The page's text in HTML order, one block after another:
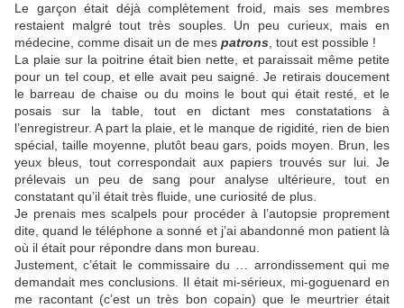
Le garçon était déjà complètement froid, mais ses membres
restaient malgré tout très souples. Un peu curieux, mais en
médecine, comme disait un de mes patrons , tout est possible !
La plaie sur la poitrine était bien nette, et paraissait même petite
pour un tel coup, et elle avait peu saigné. Je retirais doucement
le barreau de chaise ou du moins le bout qui était resté, et le
posais sur la table, tout en dictant mes constatations à
l’enregistreur. A part la plaie, et le manque de rigidité, rien de bien
spécial, taille moyenne, plutôt beau gars, poids moyen. Brun, les
yeux bleus, tout correspondait aux papiers trouvés sur lui. Je
prélevais un peu de sang pour analyse ultérieure, tout en
constatant qu’il était très fluide, une curiosité de plus.
Je prenais mes scalpels pour procéder à l’autopsie proprement
dite, quand le téléphone a sonné et j’ai abandonné mon patient là
où il était pour répondre dans mon bureau.
Justement, c’était le commissaire du … arrondissement qui me
demandait mes conclusions. Il était mi-sérieux, mi-goguenard en
me racontant (c’est un très bon copain) que le meurtrier était